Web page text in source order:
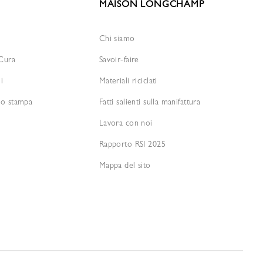
stampa
MAISON LONGCHAMP
Chi siamo
Savoir-faire
Materiali riciclati
Fatti salienti sulla manifattura
Lavora con noi
Rapporto RSI 2025
Mappa del sito